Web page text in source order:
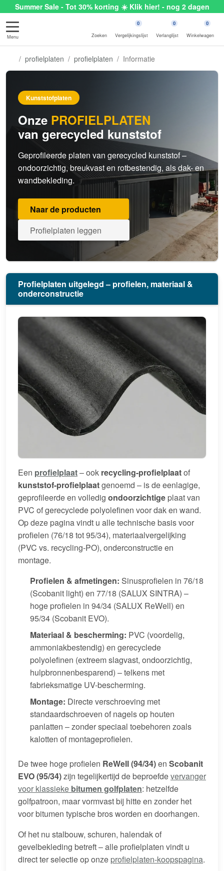
Summer Sale - Tot 30% korting ☀️ Klik hier! - nog 2 dagen
Menu Zoeken
0
Vergelijkingslijst
0
Verlanglijst
0
Winkelwagen
profielplaten profielplaten Informatie
Kunststofplaten
Onze PROFIELPLATEN
van gerecycled kunststof
Geprofileerde platen van gerecycled kunststof –
ondoorzichtig, breukvast en rotbestendig, als dak- en
wandbekleding.
Naar de producten
Profielplaten leggen
Profielplaten uitgelegd – profielen, materiaal &
onderconstructie
Een profielplaat– ook recycling-profielplaatof
kunststof-profielplaatgenoemd – is de eenlagige,
geprofileerde en volledig ondoorzichtige plaat van
PVC of gerecyclede polyolefinen voor dak en wand.
Op deze pagina vindt u alle technische basis voor
profielen (76/18 tot 95/34), materiaalvergelijking
(PVC vs. recycling-PO), onderconstructie en
montage.
Profielen & afmetingen: Sinusprofielen in 76/18
(Scobanit light) en 77/18 (SALUX SINTRA) –
hoge profielen in 94/34 (SALUX ReWell) en
95/34 (Scobanit EVO).
Materiaal & bescherming: PVC (voordelig,
ammoniakbestendig) en gerecyclede
polyolefinen (extreem slagvast, ondoorzichtig,
hulpbronnenbesparend) – telkens met
fabrieksmatige UV-bescherming.
Montage: Directe verschroeving met
standaardschroeven of nagels op houten
panlatten – zonder speciaal toebehoren zoals
kalotten of montageprofielen.
De twee hoge profielen ReWell (94/34)en Scobanit
EVO (95/34)zijn tegelijkertijd de beproefdevervanger
voor klassieke bitumen golfplaten: hetzelfde
golfpatroon, maar vormvast bij hitte en zonder het
voor bitumen typische bros worden en doorhangen.
Of het nu stalbouw, schuren, halendak of
gevelbekleding betreft – alle profielplaten vindt u
direct ter selectie op onze profielplaten-koopspagina.